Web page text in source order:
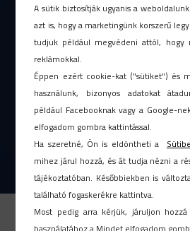
ADATVÉDELMI
ETIKAI KÓDEX |
PÁLYÁZATOK |
KAPCSOLAT
2026. ©L-SOFT Zrt. Minden
A sütik biztosítják ugyanis a
azt is, hogy a marketingünk korszerű
tudjuk például megvédeni attól, hogy
reklámokkal.
Éppen ezért cookie-kat ("sütiket") és
használunk, bizonyos adatokat
például Facebooknak vagy a Google-
elfogadom gombra kattintással.
Ha szeretné, Ön is eldöntheti a
mihez járul hozzá, és át tudja nézni a
tájékoztatóban. Későbbiekben is
található fogaskerékre kattintva.
Most pedig arra kérjük, járuljon
használatához a Mindet elfogadom